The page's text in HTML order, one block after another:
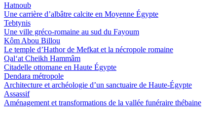
Hatnoub
Une carrière d’albâtre calcite en Moyenne Égypte
Tebtynis
Une ville gréco-romaine au sud du Fayoum
Kôm Abou Billou
Le temple d’Hathor de Mefkat et la nécropole romaine
Qal‘at Cheikh Hammâm
Citadelle ottomane en Haute Égypte
Dendara métropole
Architecture et archéologie d’un sanctuaire de Haute-Égypte
Assassif
Aménagement et transformations de la vallée funéraire thébaine